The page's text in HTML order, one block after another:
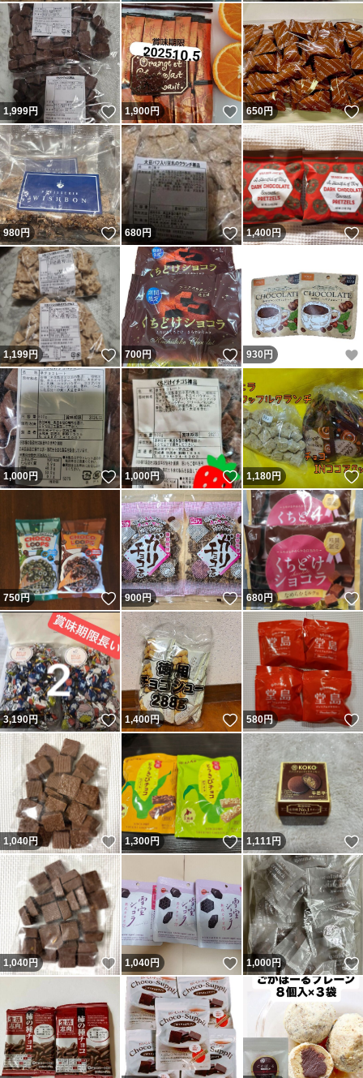
1,999円 いいね！
1,900円 いいね！
650円
980円 いいね！
680円 いいね！
1,400円
1,199円 いいね！
700円 いいね！
930 円
1,000円 いいね！
1,000円 いいね！
1,180円
750円 いいね！
900円 いいね！
680円
3,190円 いいね！
1,400円 いいね！
580円
1,040円 いいね！
1,300円 いいね！
1,111円
1,040円 いいね！
1,040円 いいね！
1,000円